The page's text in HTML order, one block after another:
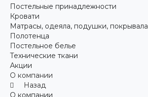
Постельные принадлежности
Кровати
Матрасы, одеяла, подушки, покрывала
Полотенца
Постельное белье
Технические ткани
Акции
О компании
Назад
О компании